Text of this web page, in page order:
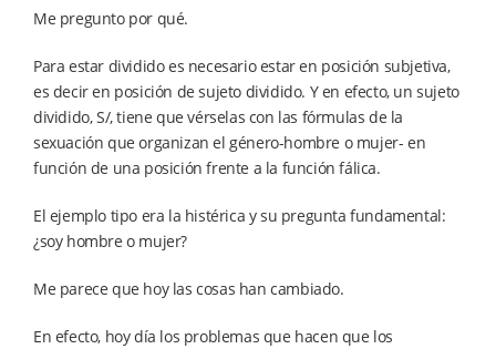
Me pregunto por qué.
Para estar dividido es necesario estar en posición subjetiva,
es decir en posición de sujeto dividido. Y en efecto, un sujeto
dividido, S/, tiene que vérselas con las fórmulas de la
sexuación que organizan el género-hombre o mujer- en
función de una posición frente a la función fálica.
El ejemplo tipo era la histérica y su pregunta fundamental:
¿soy hombre o mujer?
Me parece que hoy las cosas han cambiado.
En efecto, hoy día los problemas que hacen que los